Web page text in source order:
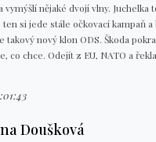
vymýšlí nějaké dvojí vlny.
ten si jede stále očkovací kampaň
takový nový klon ODS. Škoda
co chce. Odejít z EU, NATO a
Doušková